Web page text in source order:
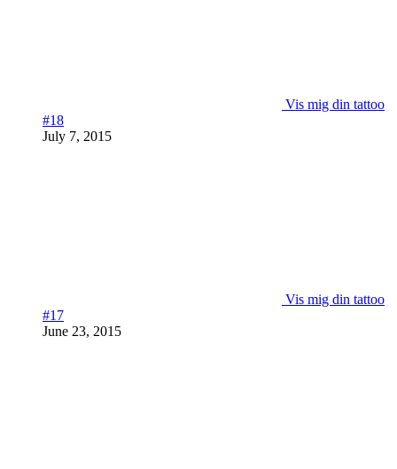
Vis mig din tattoo
#18
July 7, 2015
Vis mig din tattoo
#17
June 23, 2015